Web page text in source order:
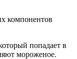
компонентов
попадает в
мороженое.